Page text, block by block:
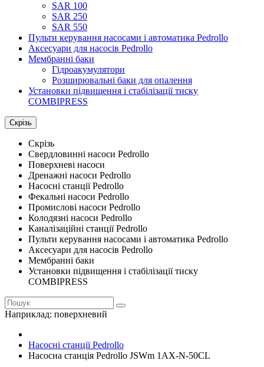
SAR 100
SAR 250
SAR 550
Пульти керування насосами і автоматика Pedrollo
Аксесуари для насосів Pedrollo
Мембранні баки
Гідроакумулятори
Розширювальні баки для опалення
Установки підвищення і стабілізації тиску
COMBIPRESS
Скрізь
Скрізь
Свердловинні насоси Pedrollo
Поверхневі насоси
Дренажні насоси Pedrollo
Насосні станції Pedrollo
Фекальні насоси Pedrollo
Промислові насоси Pedrollo
Колодязні насоси Pedrollo
Каналізаційні станції Pedrollo
Пульти керування насосами і автоматика Pedrollo
Аксесуари для насосів Pedrollo
Мембранні баки
Установки підвищення і стабілізації тиску
COMBIPRESS
Наприклад: поверхневий
Насосні станції Pedrollo
Насосна станція Pedrollo JSWm 1AX-N-50CL